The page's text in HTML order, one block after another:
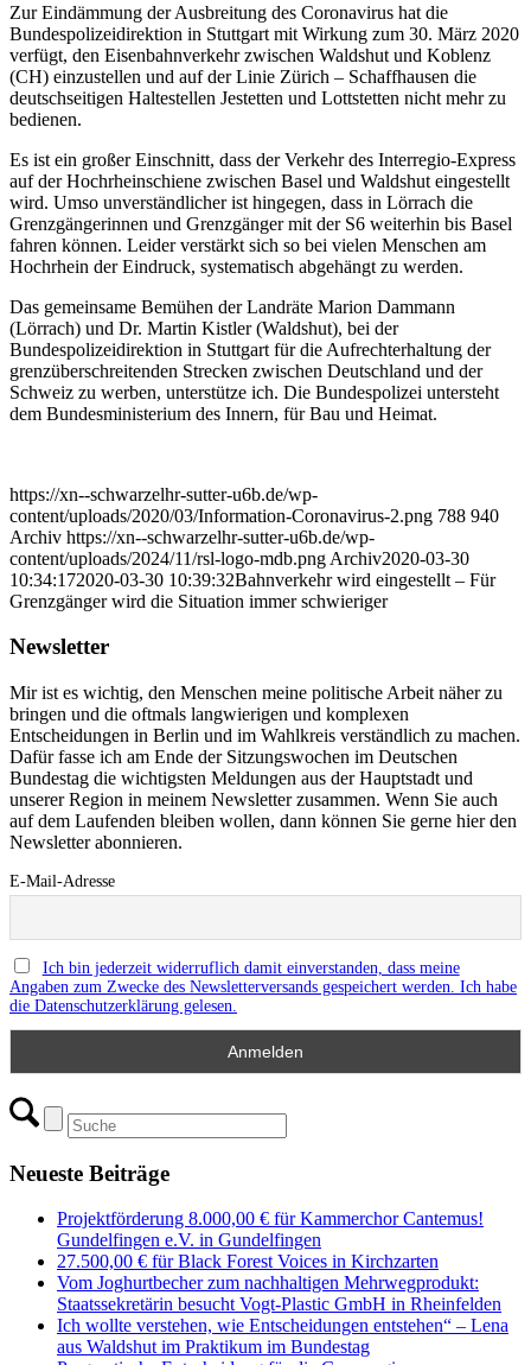
Zur Eindämmung der Ausbreitung des Coronavirus hat die
Bundespolizeidirektion in Stuttgart mit Wirkung zum 30. März 2020
verfügt, den Eisenbahnverkehr zwischen Waldshut und Koblenz
(CH) einzustellen und auf der Linie Zürich – Schaffhausen die
deutschseitigen Haltestellen Jestetten und Lottstetten nicht mehr zu
bedienen.
Es ist ein großer Einschnitt, dass der Verkehr des Interregio-Express
auf der Hochrheinschiene zwischen Basel und Waldshut eingestellt
wird. Umso unverständlicher ist hingegen, dass in Lörrach die
Grenzgängerinnen und Grenzgänger mit der S6 weiterhin bis Basel
fahren können. Leider verstärkt sich so bei vielen Menschen am
Hochrhein der Eindruck, systematisch abgehängt zu werden.
Das gemeinsame Bemühen der Landräte Marion Dammann
(Lörrach) und Dr. Martin Kistler (Waldshut), bei der
Bundespolizeidirektion in Stuttgart für die Aufrechterhaltung der
grenzüberschreitenden Strecken zwischen Deutschland und der
Schweiz zu werben, unterstütze ich. Die Bundespolizei untersteht
dem Bundesministerium des Innern, für Bau und Heimat.
https://xn--schwarzelhr-sutter-u6b.de/wp-
content/uploads/2020/03/Information-Coronavirus-2.png 788 940
Archiv https://xn--schwarzelhr-sutter-u6b.de/wp-
content/uploads/2024/11/rsl-logo-mdb.png Archiv2020-03-30
10:34:172020-03-30 10:39:32Bahnverkehr wird eingestellt – Für
Grenzgänger wird die Situation immer schwieriger
Newsletter
Mir ist es wichtig, den Menschen meine politische Arbeit näher zu
bringen und die oftmals langwierigen und komplexen
Entscheidungen in Berlin und im Wahlkreis verständlich zu machen.
Dafür fasse ich am Ende der Sitzungswochen im Deutschen
Bundestag die wichtigsten Meldungen aus der Hauptstadt und
unserer Region in meinem Newsletter zusammen. Wenn Sie auch
auf dem Laufenden bleiben wollen, dann können Sie gerne hier den
Newsletter abonnieren.
E-Mail-Adresse
Ich bin jederzeit widerruflich damit einverstanden, dass meine
Angaben zum Zwecke des Newsletterversands gespeichert werden. Ich habe
die Datenschutzerklärung gelesen.
Neueste Beiträge
Projektförderung 8.000,00 € für Kammerchor Cantemus!
Gundelfingen e.V. in Gundelfingen
27.500,00 € für Black Forest Voices in Kirchzarten
Vom Joghurtbecher zum nachhaltigen Mehrwegprodukt:
Staatssekretärin besucht Vogt-Plastic GmbH in Rheinfelden
Ich wollte verstehen, wie Entscheidungen entstehen“ – Lena
aus Waldshut im Praktikum im Bundestag